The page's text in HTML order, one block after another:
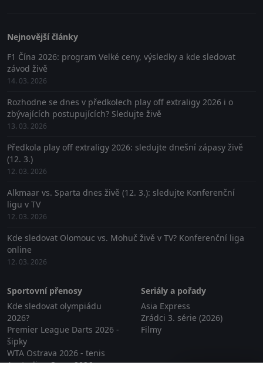
Nejnovější články
F1 Čína 2026: program Velké ceny, výsledky a kde sledovat
závod živě
14. 03. 2026
Rozhodne se dnes v předkolech play off extraligy 2026 i o
zbývajících postupujících? Sledujte živě
13. 03. 2026
Předkola play off extraligy 2026: sledujte dnešní zápasy živě
(12. 3.)
12. 03. 2026
Alkmaar vs. Sparta dnes živě (12. 3.): sledujte Konferenční
ligu v TV
12. 03. 2026
Kde sledovat Olomouc vs. Mohuč živě v TV? Konferenční liga
online
12. 03. 2026
Sportovní přenosy
Kde sledovat olympiádu
2026?
Premier League Darts 2026 -
šipky
WTA Ostrava 2026 - tenis
Australian Open 2026
Seriály a pořady
Asia Express
Zrádci 3. série (2026)
Filmy